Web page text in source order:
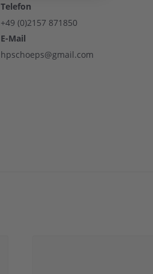
Telefon
+49 (0)2157 871850
E-Mail
hpschoeps@gmail.com